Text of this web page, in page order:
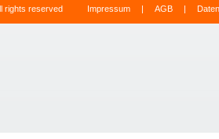
rights reserved Impressum | AGB |